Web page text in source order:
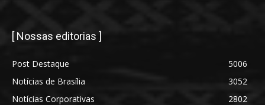
[ Nossas editorias ]
Post Destaque
5006
Notícias de Brasília
3052
Notícias Corporativas
2802